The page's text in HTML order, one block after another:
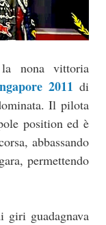
nona vittoria
2011 di
Il pilota
position ed è
abbassando
permettendo
giri guadagnava